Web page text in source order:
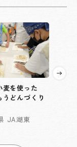
麦を使った
うどんづくり
JA湖東